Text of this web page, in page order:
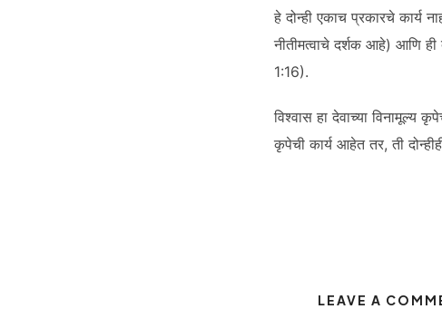
हे दोन्ही एकाच प्रकारचे कार्य
नीतीमत्वाचे दर्शक आहे) आणि
1:16).
विश्वास हा देवाच्या विनामूल्य
कृपेची कार्य आहेत तर, ती
LEAVE A